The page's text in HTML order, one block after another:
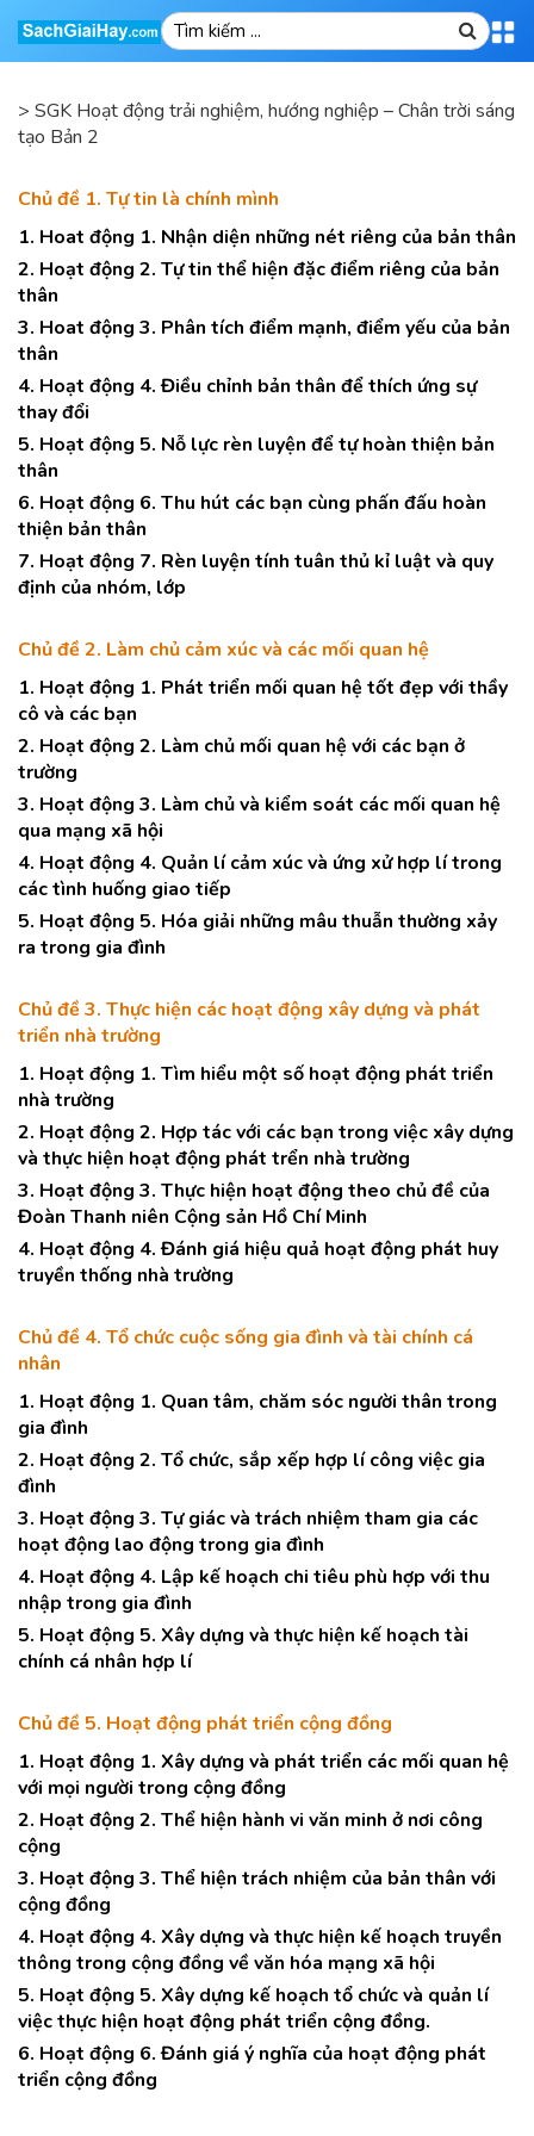
> SGK Hoạt động trải nghiệm, hướng nghiệp – Chân trời sáng
tạo Bản 2
Chủ đề 1. Tự tin là chính mình
1. Hoat động 1. Nhận diện những nét riêng của bản thân
2. Hoạt động 2. Tự tin thể hiện đặc điểm riêng của bản
thân
3. Hoat động 3. Phân tích điểm mạnh, điểm yếu của bản
thân
4. Hoạt động 4. Điều chỉnh bản thân để thích ứng sự
thay đổi
5. Hoạt động 5. Nỗ lực rèn luyện để tự hoàn thiện bản
thân
6. Hoạt động 6. Thu hút các bạn cùng phấn đấu hoàn
thiện bản thân
7. Hoạt động 7. Rèn luyện tính tuân thủ kỉ luật và quy
định của nhóm, lớp
Chủ đề 2. Làm chủ cảm xúc và các mối quan hệ
1. Hoạt động 1. Phát triển mối quan hệ tốt đẹp với thầy
cô và các bạn
2. Hoạt động 2. Làm chủ mối quan hệ với các bạn ở
trường
3. Hoạt động 3. Làm chủ và kiểm soát các mối quan hệ
qua mạng xã hội
4. Hoạt động 4. Quản lí cảm xúc và ứng xử hợp lí trong
các tình huống giao tiếp
5. Hoạt động 5. Hóa giải những mâu thuẫn thường xảy
ra trong gia đình
Chủ đề 3. Thực hiện các hoạt động xây dựng và phát
triển nhà trường
1. Hoạt động 1. Tìm hiểu một số hoạt động phát triển
nhà trường
2. Hoạt động 2. Hợp tác với các bạn trong việc xây dựng
và thực hiện hoạt động phát trển nhà trường
3. Hoạt động 3. Thực hiện hoạt động theo chủ đề của
Đoàn Thanh niên Cộng sản Hồ Chí Minh
4. Hoạt động 4. Đánh giá hiệu quả hoạt động phát huy
truyền thống nhà trường
Chủ đề 4. Tổ chức cuộc sống gia đình và tài chính cá
nhân
1. Hoạt động 1. Quan tâm, chăm sóc người thân trong
gia đình
2. Hoạt động 2. Tổ chức, sắp xếp hợp lí công việc gia
đình
3. Hoạt động 3. Tự giác và trách nhiệm tham gia các
hoạt động lao động trong gia đình
4. Hoạt động 4. Lập kế hoạch chi tiêu phù hợp với thu
nhập trong gia đình
5. Hoạt động 5. Xây dựng và thực hiện kế hoạch tài
chính cá nhân hợp lí
Chủ đề 5. Hoạt động phát triển cộng đồng
1. Hoạt động 1. Xây dựng và phát triển các mối quan hệ
với mọi người trong cộng đồng
2. Hoạt động 2. Thể hiện hành vi văn minh ở nơi công
cộng
3. Hoạt động 3. Thể hiện trách nhiệm của bản thân với
cộng đồng
4. Hoạt động 4. Xây dựng và thực hiện kế hoạch truyền
thông trong cộng đồng về văn hóa mạng xã hội
5. Hoạt động 5. Xây dựng kế hoạch tổ chức và quản lí
việc thực hiện hoạt động phát triển cộng đồng.
6. Hoạt động 6. Đánh giá ý nghĩa của hoạt động phát
triển cộng đồng